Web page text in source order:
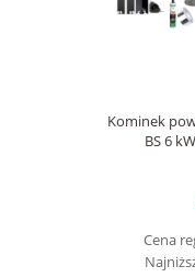
Kominek
BS 6
Cena